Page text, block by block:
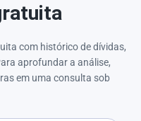
com histórico de dívidas,
aprofundar a análise,
em uma consulta sob